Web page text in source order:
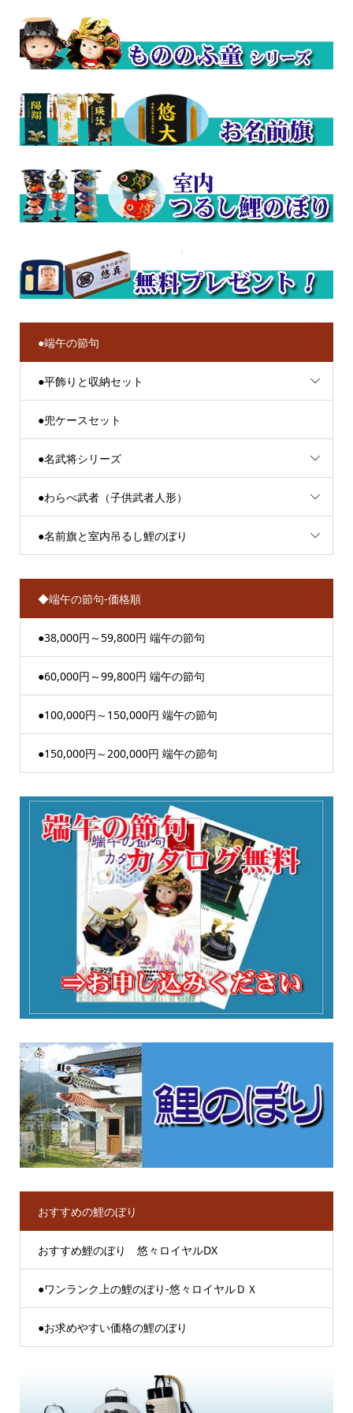
●端午の節句
●平飾りと収納セット
●兜ケースセット
●名武将シリーズ
●わらべ武者（子供武者人形）
●名前旗と室内吊るし鯉のぼり
◆端午の節句-価格順
●38,000円～59,800円 端午の節句
●60,000円～99,800円 端午の節句
●100,000円～150,000円 端午の節句
●150,000円～200,000円 端午の節句
おすすめの鯉のぼり
おすすめ鯉のぼり 悠々ロイヤルDX
●ワンランク上の鯉のぼり-悠々ロイヤルＤＸ
●お求めやすい価格の鯉のぼり